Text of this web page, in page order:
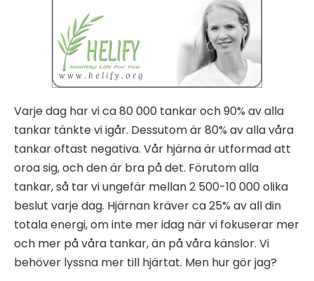
Varje dag har vi ca 80 000 tankar och 90% av alla
tankar tänkte vi igår. Dessutom är 80% av alla våra
tankar oftast negativa. Vår hjärna är utformad att
oroa sig, och den är bra på det. Förutom alla
tankar, så tar vi ungefär mellan 2 500-10 000 olika
beslut varje dag. Hjärnan kräver ca 25% av all din
totala energi, om inte mer idag när vi fokuserar mer
och mer på våra tankar, än på våra känslor. Vi
behöver lyssna mer till hjärtat. Men hur gör jag?